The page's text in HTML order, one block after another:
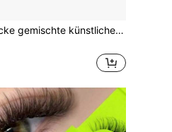
5 Paar dicke gemischte künstliche Wimpern im amerikanisch-asiatischen Stil, augenvergrößernde hochwertige Cat-Eye-Wimpern, 5D 3D